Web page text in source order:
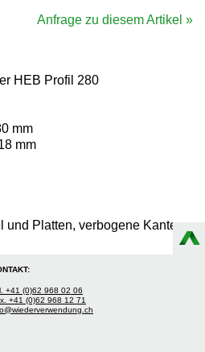
Anfrage zu diesem Artikel »
HEB Profil 280
mm
mm
Platten, verbogene Kanten
+41 (0)62 968 02 06
+41 (0)62 968 12 71